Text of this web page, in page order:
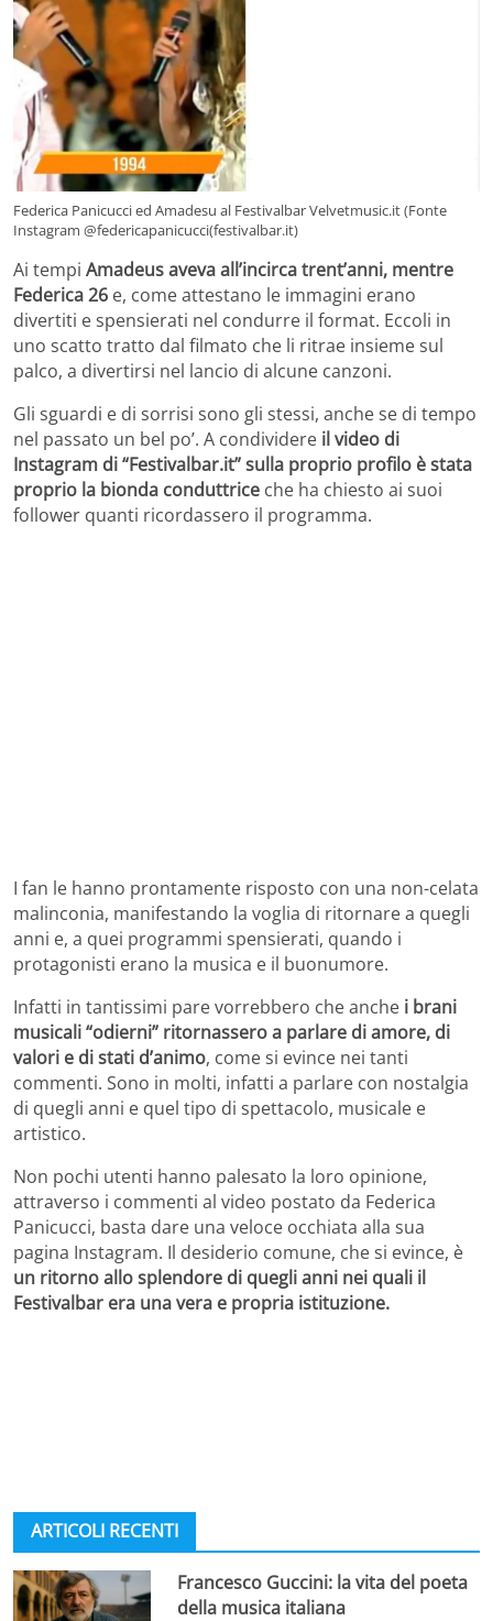
Federica Panicucci ed Amadesu al Festivalbar Velvetmusic.it (Fonte
Instagram @federicapanicucci(festivalbar.it)
Ai tempi Amadeus aveva all’incirca trent’anni, mentre
Federica 26 e, come attestano le immagini erano
divertiti e spensierati nel condurre il format. Eccoli in
uno scatto tratto dal filmato che li ritrae insieme sul
palco, a divertirsi nel lancio di alcune canzoni.
Gli sguardi e di sorrisi sono gli stessi, anche se di tempo
nel passato un bel po’. A condividere il video di
Instagram di “Festivalbar.it” sulla proprio profilo è stata
proprio la bionda conduttrice che ha chiesto ai suoi
follower quanti ricordassero il programma.
I fan le hanno prontamente risposto con una non-celata
malinconia, manifestando la voglia di ritornare a quegli
anni e, a quei programmi spensierati, quando i
protagonisti erano la musica e il buonumore.
Infatti in tantissimi pare vorrebbero che anche i brani
musicali “odierni” ritornassero a parlare di amore, di
valori e di stati d’animo, come si evince nei tanti
commenti. Sono in molti, infatti a parlare con nostalgia
di quegli anni e quel tipo di spettacolo, musicale e
artistico.
Non pochi utenti hanno palesato la loro opinione,
attraverso i commenti al video postato da Federica
Panicucci, basta dare una veloce occhiata alla sua
pagina Instagram. Il desiderio comune, che si evince, è
un ritorno allo splendore di quegli anni nei quali il
Festivalbar era una vera e propria istituzione.
ARTICOLI RECENTI
Francesco Guccini: la vita del poeta
della musica italiana